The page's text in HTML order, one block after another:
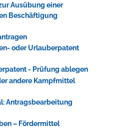
Ausübung einer
Beschäftigung
oder Urlauberpatent
- Prüfung ablegen
andere Kampfmittel
Antragsbearbeitung
– Fördermittel